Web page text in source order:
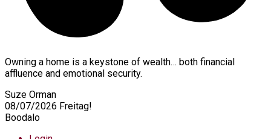
Owning a home is a keystone of wealth… both financial
affluence and emotional security.
Suze Orman
08/07/2026 Freitag!
Boodalo